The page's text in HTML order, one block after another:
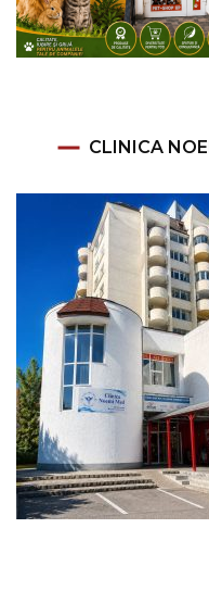
CLINICA